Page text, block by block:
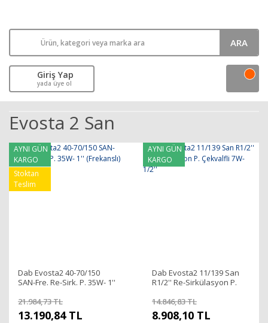
ARA
Giriş Yap
yada üye ol
Evosta 2 San
AYNI GÜN
KARGO
Stoktan
Teslim
Dab Evosta2 40-70/150
SAN-Fre. Re-Sirk. P. 35W- 1''
21.984,73 TL
13.190,84 TL
AYNI GÜN
KARGO
Dab Evosta2 11/139 San
R1/2'' Re-Sirkülasyon P.
14.846,83 TL
8.908,10 TL